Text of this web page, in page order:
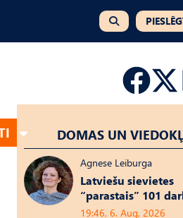
DOMAS UN
Agnese Leiburga
Latviešu sievietes
“parastais” 101
19:46, 6. Aug, 2026